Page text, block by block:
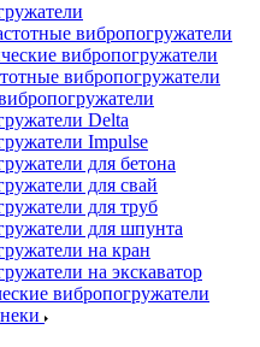
вибропогружатели
вибропогружатели
вибропогружатели
Delta
Impulse
для бетона
для свай
для труб
для шпунта
на кран
на экскаватор
вибропогружатели